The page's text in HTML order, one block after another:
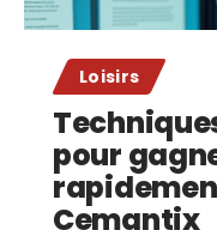
Loisirs
pour
Cemantix